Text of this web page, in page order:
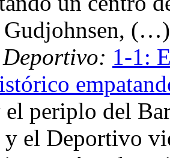
(…)
1-1:
el periplo del
y el Deportivo